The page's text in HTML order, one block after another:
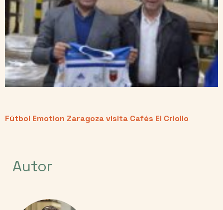
Fútbol Emotion Zaragoza visita Cafés El Criollo
Autor